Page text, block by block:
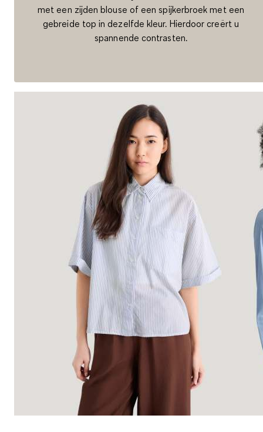
met een zijden blouse of een spijkerbroek met een
gebreide top in dezelfde kleur. Hierdoor creërt u
spannende contrasten.